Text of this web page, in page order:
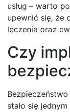
usług – warto
upewnić się, że
leczenia oraz
Czy
stało się